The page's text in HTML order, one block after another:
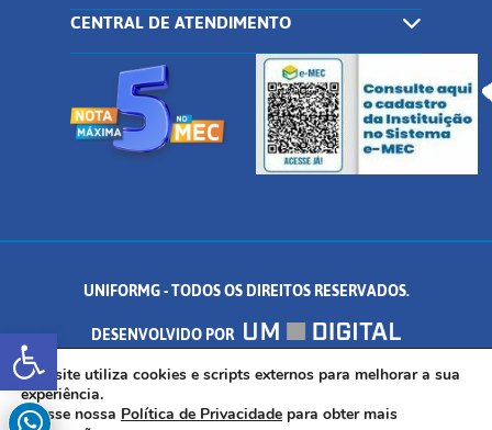
Abrir a barra de ferramentas
CENTRAL DE ATENDIMENTO
UNIFORMG - TODOS OS DIREITOS RESERVADOS.
DESENVOLVIDO POR
AV. DR. ARNALDO DE SENNA, 328 - PALMEIRAS, FORMIGA/MG - CEP:
35.574.530
Este site utiliza cookies e scripts externos para melhorar a sua
experiência.
Acesse nossa Política de Privacidade para obter mais